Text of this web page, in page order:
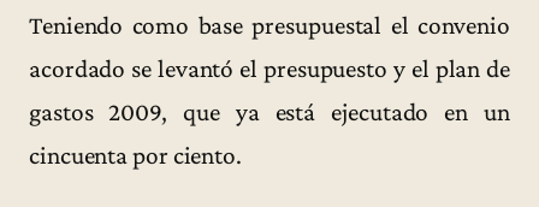
Teniendo como base presupuestal el convenio
acordado se levantó el presupuesto y el plan de
gastos 2009, que ya está ejecutado en un
cincuenta por ciento.